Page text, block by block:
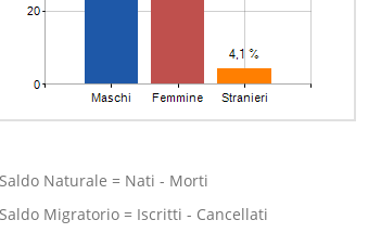
Naturale = Nati - Morti
Migratorio = Iscritti - Cancellati